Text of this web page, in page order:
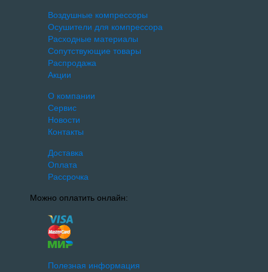
Воздушные компрессоры
Осушители для компрессора
Расходные материалы
Сопутствующие товары
Распродажа
Акции
О компании
Сервис
Новости
Контакты
Доставка
Оплата
Рассрочка
Можно оплатить онлайн:
Полезная информация